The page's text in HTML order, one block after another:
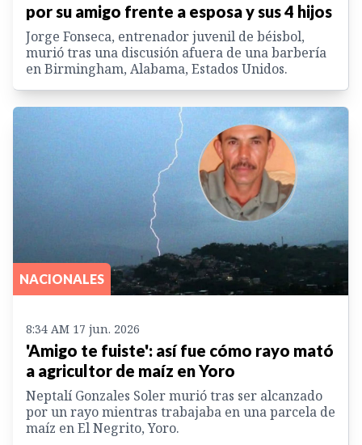
por su amigo frente a esposa y sus 4 hijos
Jorge Fonseca, entrenador juvenil de béisbol,
murió tras una discusión afuera de una barbería
en Birmingham, Alabama, Estados Unidos.
NACIONALES
8:34 AM 17 jun. 2026
'Amigo te fuiste': así fue cómo rayo mató
a agricultor de maíz en Yoro
Neptalí Gonzales Soler murió tras ser alcanzado
por un rayo mientras trabajaba en una parcela de
maíz en El Negrito, Yoro.